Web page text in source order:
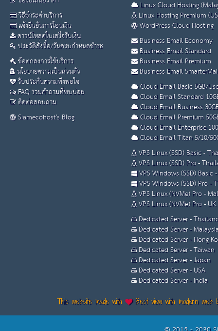
วิธีชำระค่าบริการ
แจ้งยืนยันการโอนเงิน
ดาวน์โหลดใบเสร็จรับเงิน
ประวัติสั่งซื้อ/วันครบกำหนดชำระ
ข้อตกลงการใช้บริการ
นโยบายความเป็นส่วนตัว
รับประกันความพึงพอใจ
FAQ รวมคำถามที่พบบ่อย
ติดต่อสอบถาม
Siamecohost's Blog
Linux Cloud Hosting
Linux Hosting Premium
WordPress Cloud Hosting
Business Email Economy
Business Email Standard
Business Email Premium
Business Email
Cloud Email Basic 5GB/
Cloud Email Standard
Cloud Email Business
Cloud Email Premium
Cloud Email Enterprise
Cloud Email Titan 5/10/
VPS Linux (SSD) Basic -
VPS Linux (SSD) Pro -
VPS Windows (SSD) Basic
VPS Windows (SSD) Pro -
VPS Linux (NVMe) Pro -
VPS Linux (NVMe) Pro - UK
Dedicated Server -
Dedicated Server -
Dedicated Server - Hong
Dedicated Server - Taiwan
Dedicated Server - Japan
Dedicated Server - USA
Dedicated Server - India
This website made with Best view with modern web